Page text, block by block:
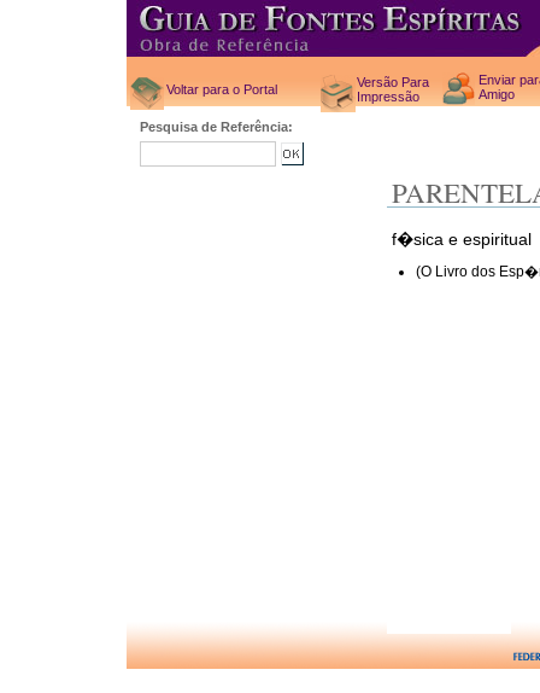
Voltar para o Portal
Versão Para
Impressão
Enviar
Amigo
Pesquisa de Referência:
f�sica e espiritual
(O Livro dos